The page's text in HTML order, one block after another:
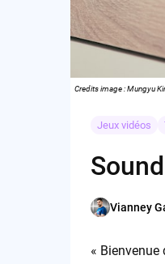
Credits image : Mungyu
Jeux vidéos
Posted
Vianney
«